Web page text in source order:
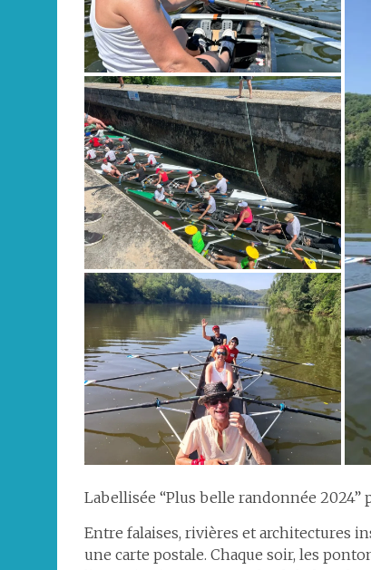
Labellisée “Plus belle randonnée 2024”
Entre falaises, rivières et architectures
une carte postale. Chaque soir, les